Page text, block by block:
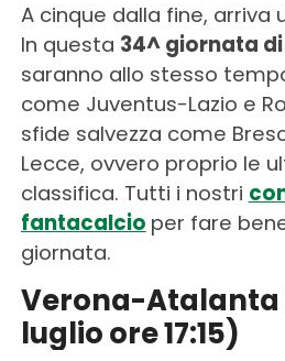
A cinque dalla fine, arriva
In questa 34^ giornata di
saranno allo stesso
come Juventus-Lazio e
sfide salvezza come
Lecce, ovvero proprio le
classifica. Tutti i nostri
fantacalcio per fare
giornata.
Verona-Atalanta
luglio ore 17:15)